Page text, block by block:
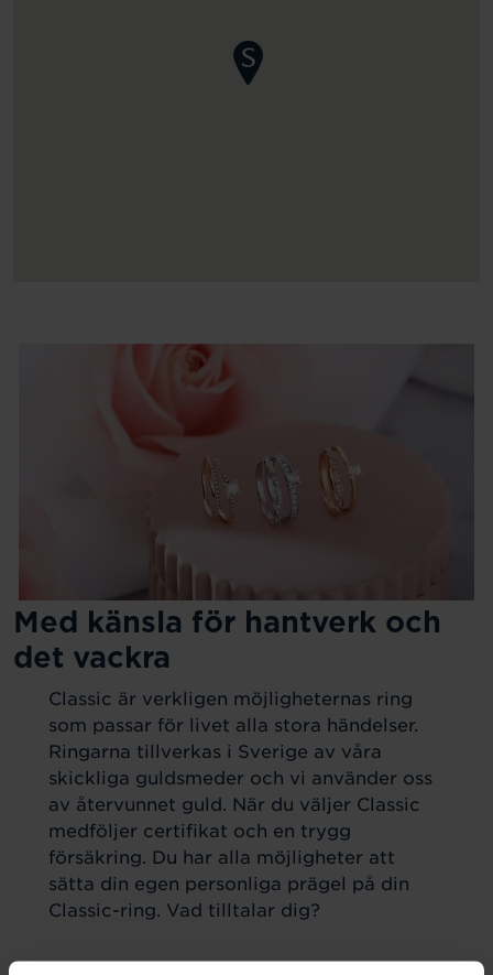
Med känsla för hantverk och
det vackra
Classic är verkligen möjligheternas ring
som passar för livet alla stora händelser.
Ringarna tillverkas i Sverige av våra
skickliga guldsmeder och vi använder oss
av återvunnet guld. När du väljer Classic
medföljer certifikat och en trygg
försäkring. Du har alla möjligheter att
sätta din egen personliga prägel på din
Classic-ring. Vad tilltalar dig?